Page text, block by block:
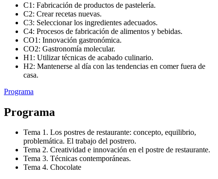
C1: Fabricación de productos de pastelería.
C2: Crear recetas nuevas.
C3: Seleccionar los ingredientes adecuados.
C4: Procesos de fabricación de alimentos y bebidas.
CO1: Innovación gastronómica.
CO2: Gastronomía molecular.
H1: Utilizar técnicas de acabado culinario.
H2: Mantenerse al día con las tendencias en comer fuera de
casa.
Programa
Programa
Tema 1. Los postres de restaurante: concepto, equilibrio,
problemática. El trabajo del postrero.
Tema 2. Creatividad e innovación en el postre de restaurante.
Tema 3. Técnicas contemporáneas.
Tema 4. Chocolate